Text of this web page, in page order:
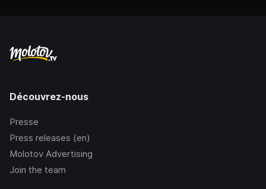
Découvrez-nous
Presse
Press releases (en)
Molotov Advertising
Join the team